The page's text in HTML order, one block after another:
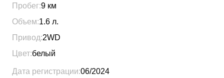
Пробег:9 км
Объем:1.6 л.
Привод:2WD
Цвет:белый
Дата регистрации:06/2024